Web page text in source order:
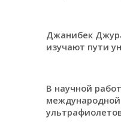
Джанибек
изучают пути
В научной